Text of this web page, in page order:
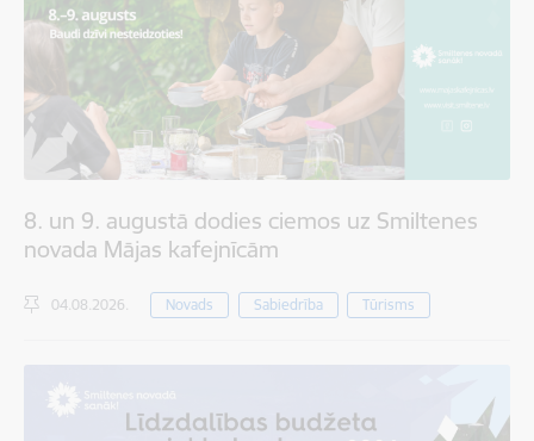
8. un 9. augustā dodies ciemos uz Smiltenes
novada Mājas kafejnīcām
04.08.2026. Novads Sabiedrība Tūrisms